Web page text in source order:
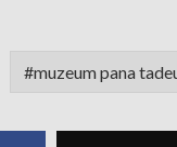
#muzeum pana